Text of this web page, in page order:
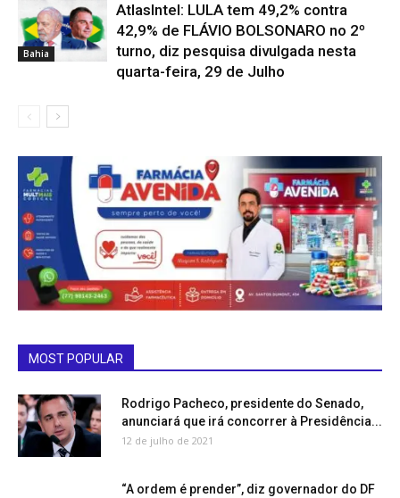
Bahia
AtlasIntel: LULA tem 49,2% contra
42,9% de FLÁVIO BOLSONARO no 2º
turno, diz pesquisa divulgada nesta
quarta-feira, 29 de Julho
MOST POPULAR
Rodrigo Pacheco, presidente do Senado,
anunciará que irá concorrer à Presidência...
12 de julho de 2021
“A ordem é prender”, diz governador do DF